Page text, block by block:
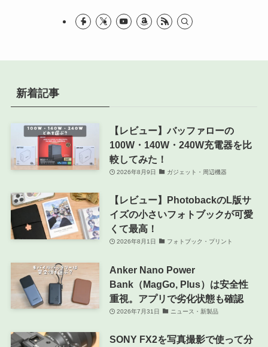
新着記事
【レビュー】バッファローの
100W・140W・240W充電器を比
較してみた！
2026年8月9日 ガジェット・周辺機器
【レビュー】PhotobackのL版サ
イズの小さいフォトブックが可愛
くて最高！
2026年8月1日 フォトブック・プリント
Anker Nano Power
Bank（MagGo, Plus）は安全性
重視。アプリで劣化状態も確認
2026年7月31日 ニュース・新製品
SONY FX2を写真撮影で使って分